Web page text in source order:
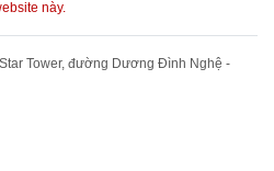
này.
Tower, đường Dương Đình Nghệ -